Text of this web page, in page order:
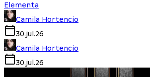
Elementa
Camila Hortencio
30.jul.26
Camila Hortencio
30.jul.26